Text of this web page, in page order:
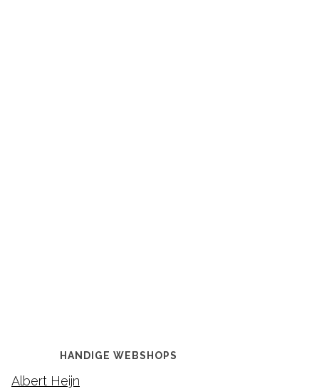
HANDIGE WEBSHOPS
Albert Heijn